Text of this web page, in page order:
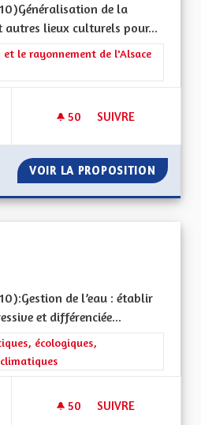
de la
autres lieux culturels pour...
catégorie : La Culture, l'Education et
le rayonnement de l'Alsace
50 50 ABONNÉS
SUIVRE
VOIR LA PROPOSITION
de l’eau : établir
et différenciée...
catégorie : Les transitions
écologiques,
50 50 ABONNÉS
SUIVRE